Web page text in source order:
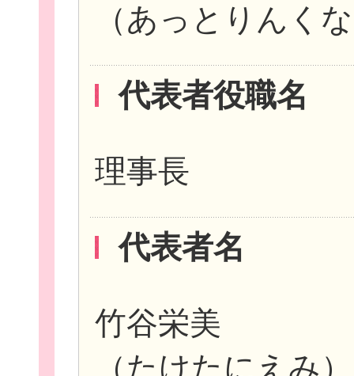
ボランティア
イベント・講
助成情報を探す
（あっとりんく
代表者役職名
理事長
代表者名
竹谷栄美
（たけたにえみ）